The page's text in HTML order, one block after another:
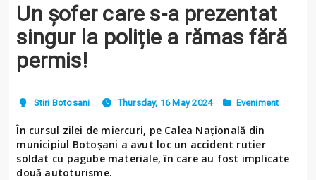
Un șofer care s-a prezentat
singur la poliție a rămas fără
permis!
Stiri Botosani Thursday, 16 May 2024 Eveniment
În cursul zilei de miercuri, pe Calea Națională din
municipiul Botoșani a avut loc un accident rutier
soldat cu pagube materiale, în care au fost implicate
două autoturisme.